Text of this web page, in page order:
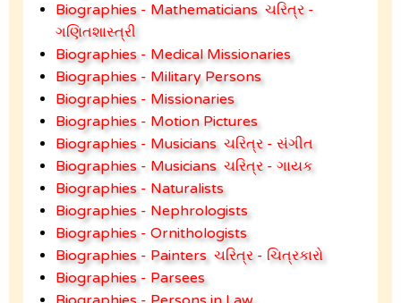
Biographies - Mathematicians ચરિત્ર -
ગણિતશાસ્ત્રી
Biographies - Medical Missionaries
Biographies - Military Persons
Biographies - Missionaries
Biographies - Motion Pictures
Biographies - Musicians ચરિત્ર - સંગીત
Biographies - Musicians ચરિત્ર - ગાયક
Biographies - Naturalists
Biographies - Nephrologists
Biographies - Ornithologists
Biographies - Painters ચરિત્ર - ચિત્રકારો
Biographies - Parsees